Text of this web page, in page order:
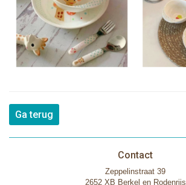
Ga terug
Contact
Zeppelinstraat 39
2652 XB Berkel en Rodenrijs